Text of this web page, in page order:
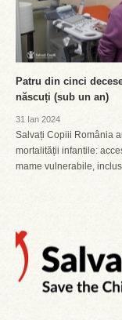
Patru din cinci
născuți (sub un an)
31 Ian 2024
Salvați Copiii România
mortalității infantile:
mame vulnerabile,